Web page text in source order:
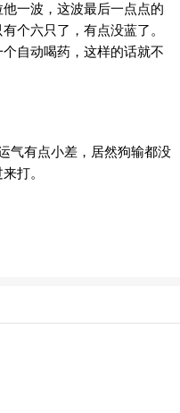
一波，这波最后一点点的
个六只了，有点没蓝了。
自动喝药，这样的话就不
气有点小差，居然狗输都没
打。